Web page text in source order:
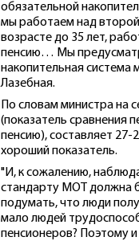
обязательной
мы работаем над
возрасте до 35 лет,
пенсию… Мы
накопительная система
Лазебная.
По словам министра на
(показатель сравнения
пенсию), составляет 27-
хороший показатель.
"И, к сожалению,
стандарту МОТ должна
подумать, что люди
мало людей
пенсионеров? Поэтому